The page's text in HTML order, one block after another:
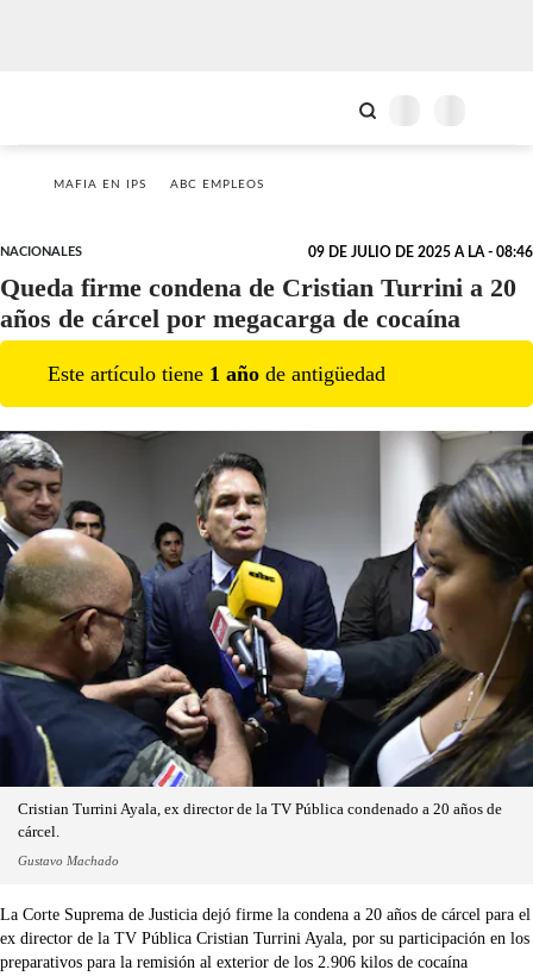
MAFIA EN IPS ABC EMPLEOS
NACIONALES 09 DE JULIO DE 2025 A LA - 08:46
Queda firme condena de Cristian Turrini a 20
años de cárcel por megacarga de cocaína
Este artículo tiene 1 año de antigüedad
Cristian Turrini Ayala, ex director de la TV Pública condenado a 20 años de
cárcel.
Gustavo Machado
La Corte Suprema de Justicia dejó firme la condena a 20 años de cárcel para el
ex director de la TV Pública Cristian Turrini Ayala, por su participación en los
preparativos para la remisión al exterior de los 2.906 kilos de cocaína